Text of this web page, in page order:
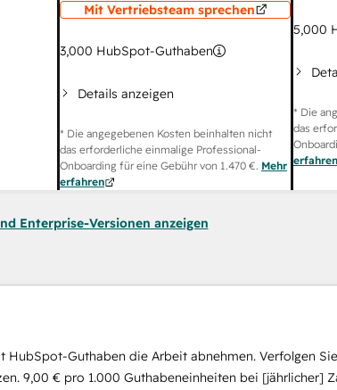
Mit Vertriebsteam sprechen
3,000 HubSpot-Guthaben
Details anzeigen
* Die angegebenen Kosten beinhalten nicht
das erforderliche einmalige Professional-
Onboarding für eine Gebühr von 1.470 €. Mehr
erfahren
5,000
* Die
das
erfahren
Enterprise-Versionen anzeigen
Guthaben die Arbeit abnehmen. Verfolgen
9,00 € pro 1.000 Guthabeneinheiten bei [jährlicher]